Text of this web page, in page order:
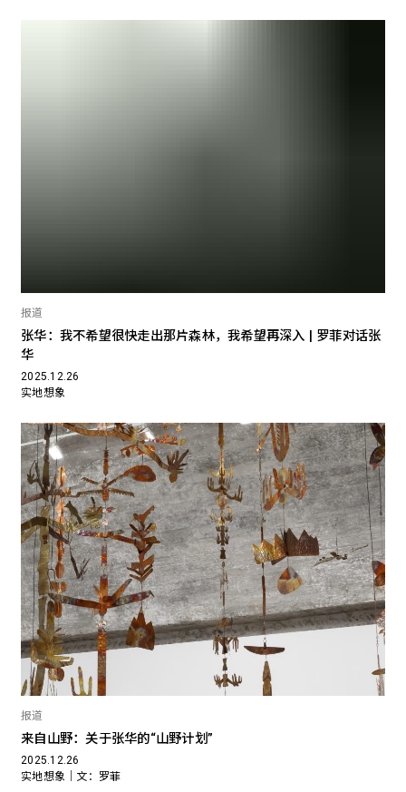
报道
张华：我不希望很快走出那片森林，我希望再深入 | 罗菲对话张
华
2025.12.26
实地想象
报道
来自山野：关于张华的“山野计划”
2025.12.26
实地想象｜文：罗菲